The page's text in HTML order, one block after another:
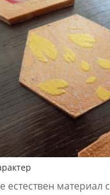
естествен материал с